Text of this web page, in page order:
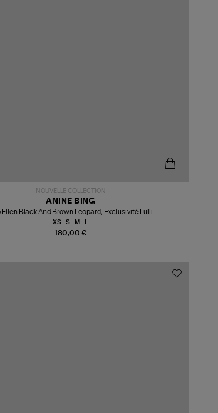
NOUVELLE COLLECTION
180,00 €
ANINE BING
Ellen Black And Brown Leopard, Exclusivité Lulli
XS S M